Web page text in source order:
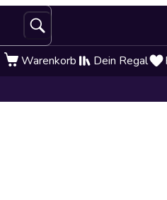
Warenkorb Dein Regal